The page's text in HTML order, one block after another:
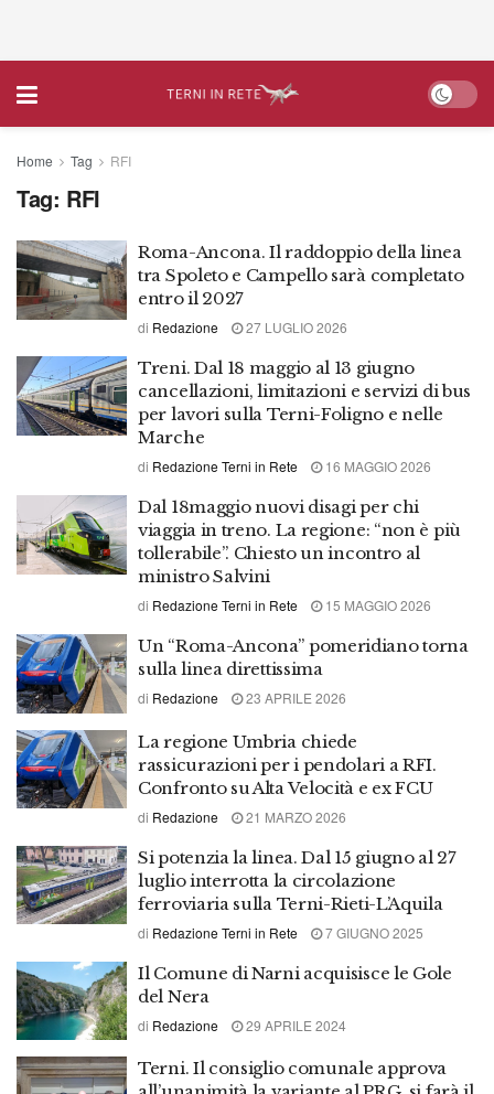
Home Tag RFI
Tag: RFI
Roma-Ancona. Il raddoppio della linea
tra Spoleto e Campello sarà completato
entro il 2027
di Redazione 27 LUGLIO 2026
Treni. Dal 18 maggio al 13 giugno
cancellazioni, limitazioni e servizi di bus
per lavori sulla Terni-Foligno e nelle
Marche
di Redazione Terni in Rete 16 MAGGIO 2026
Dal 18maggio nuovi disagi per chi
viaggia in treno. La regione: “non è più
tollerabile”. Chiesto un incontro al
ministro Salvini
di Redazione Terni in Rete 15 MAGGIO 2026
Un “Roma-Ancona” pomeridiano torna
sulla linea direttissima
di Redazione 23 APRILE 2026
La regione Umbria chiede
rassicurazioni per i pendolari a RFI.
Confronto su Alta Velocità e ex FCU
di Redazione 21 MARZO 2026
Si potenzia la linea. Dal 15 giugno al 27
luglio interrotta la circolazione
ferroviaria sulla Terni-Rieti-L’Aquila
di Redazione Terni in Rete 7 GIUGNO 2025
Il Comune di Narni acquisisce le Gole
del Nera
di Redazione 29 APRILE 2024
Terni. Il consiglio comunale approva